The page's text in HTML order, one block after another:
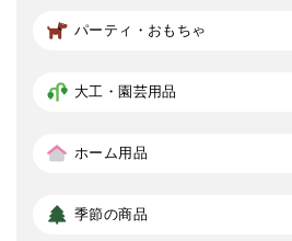
パーティ・おもちゃ
大工・園芸用品
ホーム用品
季節の商品